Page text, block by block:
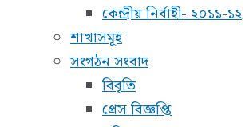
কেন্দ্রীয় নির্বাহী- ২০১১-১২
শাখাসমূহ
সংগঠন সংবাদ
বিবৃতি
প্রেস বিজ্ঞপ্তি